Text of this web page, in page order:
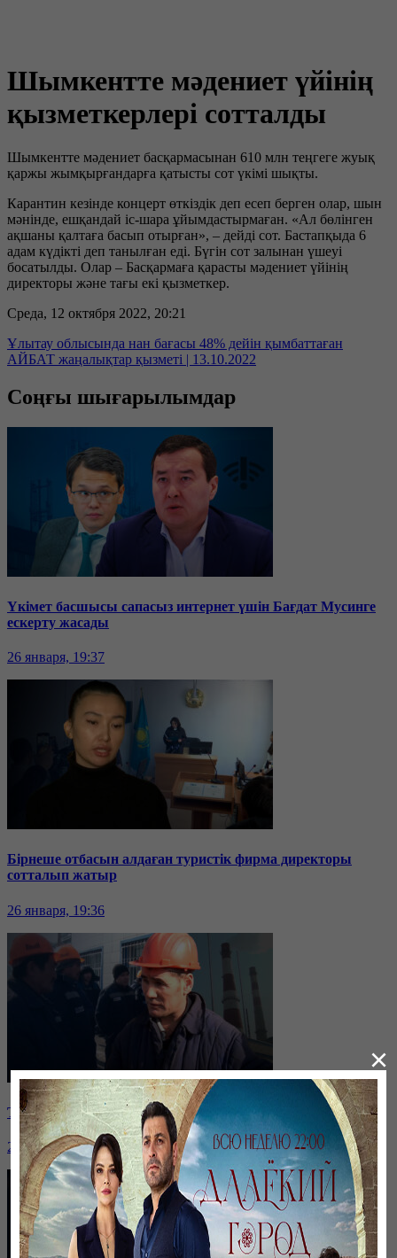
Шымкентте мәдениет үйінің
қызметкерлері сотталды
Шымкентте мәдениет басқармасынан 610 млн теңгеге жуық
қаржы жымқырғандарға қатысты сот үкімі шықты.
Карантин кезінде концерт өткіздік деп есеп берген олар, шын
мәнінде, ешқандай іс-шара ұйымдастырмаған. «Ал бөлінген
ақшаны қалтаға басып отырған», – дейді сот. Бастапқыда 6
адам күдікті деп танылған еді. Бүгін сот залынан үшеуі
босатылды. Олар – Басқармаға қарасты мәдениет үйінің
директоры және тағы екі қызметкер.
Среда, 12 октября 2022, 20:21
Ұлытау облысында нан бағасы 48% дейін қымбаттаған
АЙБАТ жаңалықтар қызметі | 13.10.2022
Соңғы шығарылымдар
Үкімет басшысы сапасыз интернет үшін Бағдат Мусинге
ескерту жасады
26 января, 19:37
Бірнеше отбасын алдаған туристік фирма директоры
сотталып жатыр
26 января, 19:36
Таразда ТЭЦ қызметкерлері жалақы көтеруді талап етті
26 января, 19:36
×